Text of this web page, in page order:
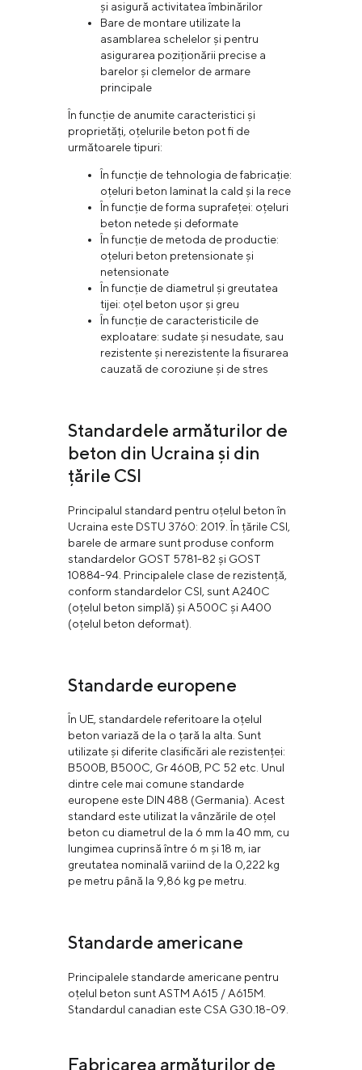
și asigură activitatea îmbinărilor
Bare de montare utilizate la
asamblarea schelelor și pentru
asigurarea poziționării precise a
barelor și clemelor de armare
principale
În funcție de anumite caracteristici și
proprietăți, oțelurile beton pot fi de
următoarele tipuri:
În funcție de tehnologia de fabricație:
oțeluri beton laminat la cald și la rece
În funcție de forma suprafeței: oțeluri
beton netede și deformate
În funcție de metoda de productie:
oțeluri beton pretensionate și
netensionate
În funcție de diametrul și greutatea
tijei: oțel beton ușor și greu
În funcție de caracteristicile de
exploatare: sudate și nesudate, sau
rezistente și nerezistente la fisurarea
cauzată de coroziune și de stres
Standardele armăturilor de
beton din Ucraina și din
țările CSI
Principalul standard pentru oțelul beton în
Ucraina este DSTU 3760: 2019. În țările CSI,
barele de armare sunt produse conform
standardelor GOST 5781-82 și GOST
10884-94. Principalele clase de rezistență,
conform standardelor CSI, sunt A240C
(oțelul beton simplă) și A500C și A400
(oțelul beton deformat).
Standarde europene
În UE, standardele referitoare la oțelul
beton variază de la o țară la alta. Sunt
utilizate și diferite clasificări ale rezistenței:
B500B, B500C, Gr 460B, PC 52 etc. Unul
dintre cele mai comune standarde
europene este DIN 488 (Germania). Acest
standard este utilizat la vânzările de oțel
beton cu diametrul de la 6 mm la 40 mm, cu
lungimea cuprinsă între 6 m și 18 m, iar
greutatea nominală variind de la 0,222 kg
pe metru până la 9,86 kg pe metru.
Standarde americane
Principalele standarde americane pentru
oțelul beton sunt ASTM A615 / А615М.
Standardul canadian este CSA G30.18-09.
Fabricarea armăturilor de